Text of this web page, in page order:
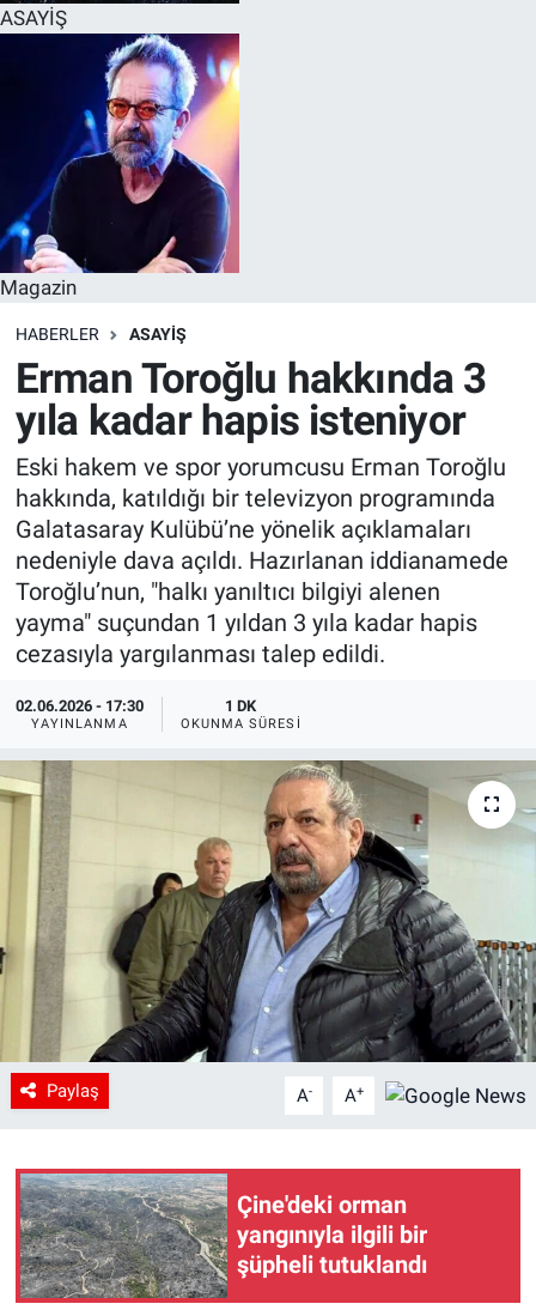
ASAYİŞ
Magazin
HABERLER ASAYİŞ
Erman Toroğlu hakkında 3
yıla kadar hapis isteniyor
Eski hakem ve spor yorumcusu Erman Toroğlu
hakkında, katıldığı bir televizyon programında
Galatasaray Kulübü’ne yönelik açıklamaları
nedeniyle dava açıldı. Hazırlanan iddianamede
Toroğlu’nun, "halkı yanıltıcı bilgiyi alenen
yayma" suçundan 1 yıldan 3 yıla kadar hapis
cezasıyla yargılanması talep edildi.
02.06.2026 - 17:30
YAYINLANMA
1 DK
OKUNMA SÜRESI
Paylaş A- A+
Çine'deki orman
yangınıyla ilgili bir
şüpheli tutuklandı